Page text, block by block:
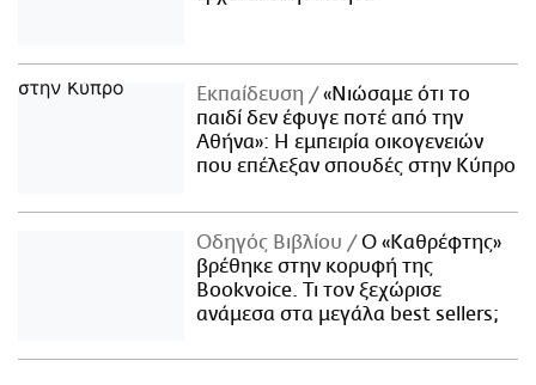
Εκπαίδευση
«Νιώσαμε ότι το
παιδί δεν έφυγε ποτέ από την
Αθήνα»: Η εμπειρία οικογενειών
που επέλεξαν σπουδές στην Κύπρο
Οδηγός Βιβλίου
Ο «Καθρέφτης»
βρέθηκε στην κορυφή της
Bookvoice. Τι τον ξεχώρισε
ανάμεσα στα μεγάλα best sellers;